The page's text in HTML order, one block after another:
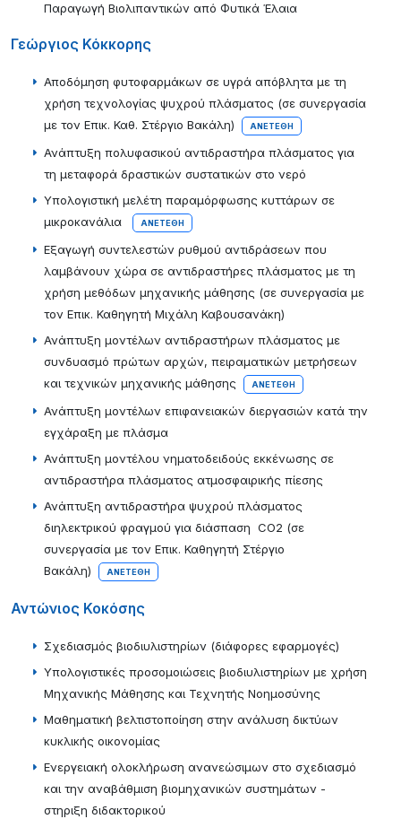
Παραγωγή Βιολιπαντικών από Φυτικά Έλαια
Γεώργιος Κόκκορης
Αποδόμηση φυτοφαρμάκων σε υγρά απόβλητα με τη
χρήση τεχνολογίας ψυχρού πλάσματος (σε συνεργασία
με τον Επικ. Καθ. Στέργιο Βακάλη)
ΑΝΕΤΈΘΗ
Ανάπτυξη πολυφασικού αντιδραστήρα πλάσματος για
τη μεταφορά δραστικών συστατικών στο νερό
Υπολογιστική μελέτη παραμόρφωσης κυττάρων σε
μικροκανάλια
ΑΝΕΤΈΘΗ
Εξαγωγή συντελεστών ρυθμού αντιδράσεων που
λαμβάνουν χώρα σε αντιδραστήρες πλάσματος με τη
χρήση μεθόδων μηχανικής μάθησης (σε συνεργασία με
τον Επικ. Καθηγητή Μιχάλη Καβουσανάκη)
Ανάπτυξη μοντέλων αντιδραστήρων πλάσματος με
συνδυασμό πρώτων αρχών, πειραματικών μετρήσεων
και τεχνικών μηχανικής μάθησης
ΑΝΕΤΈΘΗ
Ανάπτυξη μοντέλων επιφανειακών διεργασιών κατά την
εγχάραξη με πλάσμα
Ανάπτυξη μοντέλου νηματοδειδούς εκκένωσης σε
αντιδραστήρα πλάσματος ατμοσφαιρικής πίεσης
Ανάπτυξη αντιδραστήρα ψυχρού πλάσματος
διηλεκτρικού φραγμού για διάσπαση CO2 (σε
συνεργασία με τον Επικ. Καθηγητή Στέργιο
Βακάλη)
ΑΝΕΤΈΘΗ
Αντώνιος Κοκόσης
Σχεδιασμός βιοδιυλιστηρίων (διάφορες εφαρμογές)
Υπολογιστικές προσομοιώσεις βιοδιυλιστηρίων με χρήση
Μηχανικής Μάθησης και Τεχνητής Νοημοσύνης
Μαθηματική βελτιστοποίηση στην ανάλυση δικτύων
κυκλικής οικονομίας
Ενεργειακή ολοκλήρωση ανανεώσιμων στο σχεδιασμό
και την αναβάθμιση βιομηχανικών συστημάτων -
στηριξη διδακτορικού